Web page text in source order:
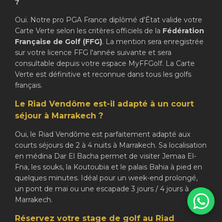
Oui. Notre pro PGA France diplômé d'État valide votre
Carte Verte selon les critères officiels de la Fédération
Française de Golf (FFG). La mention sera enregistrée
sur votre licence FFG l'année suivante et sera
consultable depuis votre espace MyFFGolf. La Carte
Verte est définitive et reconnue dans tous les golfs
français.
Le Riad Vendôme est-il adapté à un court
séjour à Marrakech ?
Oui, le Riad Vendôme est parfaitement adapté aux
courts séjours de 2 à 4 nuits à Marrakech. Sa localisation
en médina Dar El Bacha permet de visiter Jemaa El-
Fna, les souks, la Koutoubia et le palais Bahia à pied en
quelques minutes. Idéal pour un week-end prolongé,
un pont de mai ou une escapade 3 jours / 4 jours à
Marrakech.
Réservez votre stage de golf au Riad